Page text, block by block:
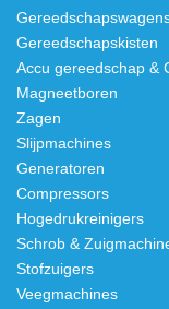
Gereedschapskisten
Accu gereedschap &
Magneetboren
Zagen
Slijpmachines
Generatoren
Compressors
Hogedrukreinigers
Schrob &
Stofzuigers
Veegmachines